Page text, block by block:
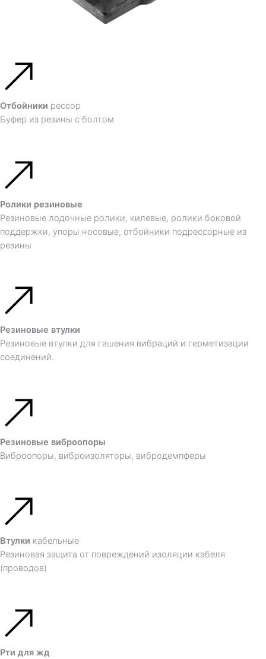
Отбойники рессор
Буфер из резины с болтом
Ролики резиновые
Резиновые лодочные ролики, килевые, ролики боковой
поддержки, упоры носовые, отбойники подрессорные из
резины
Резиновые втулки
Резиновые втулки для гашения вибраций и герметизации
соединений.
Резиновые виброопоры
Виброопоры, виброизоляторы, вибродемпферы
Втулки кабельные
Резиновая защита от повреждений изоляции кабеля
(проводов)
Рти для жд